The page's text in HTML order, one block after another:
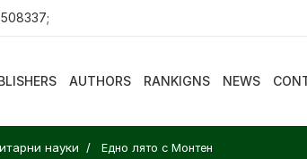
AUTHORS RANKIGNS NEWS
науки Едно лято с Монтен